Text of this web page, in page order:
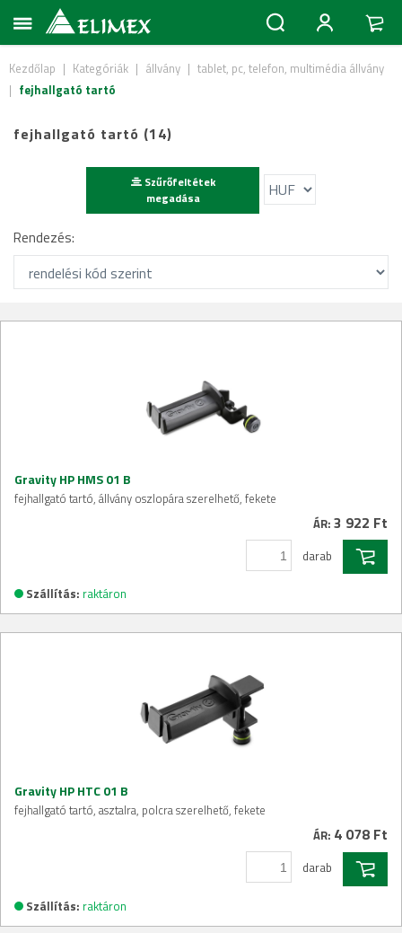
Kezdőlap | Kategóriák | állvány | tablet, pc, telefon, multimédia állvány
| fejhallgató tartó
fejhallgató tartó (14)
Szűrőfeltétek
megadása
Rendezés:
Gravity HP HMS 01 B
fejhallgató tartó, állvány oszlopára szerelhető, fekete
ÁR: 3 922 Ft
darab
Szállítás: raktáron
Gravity HP HTC 01 B
fejhallgató tartó, asztalra, polcra szerelhető, fekete
ÁR: 4 078 Ft
darab
Szállítás: raktáron